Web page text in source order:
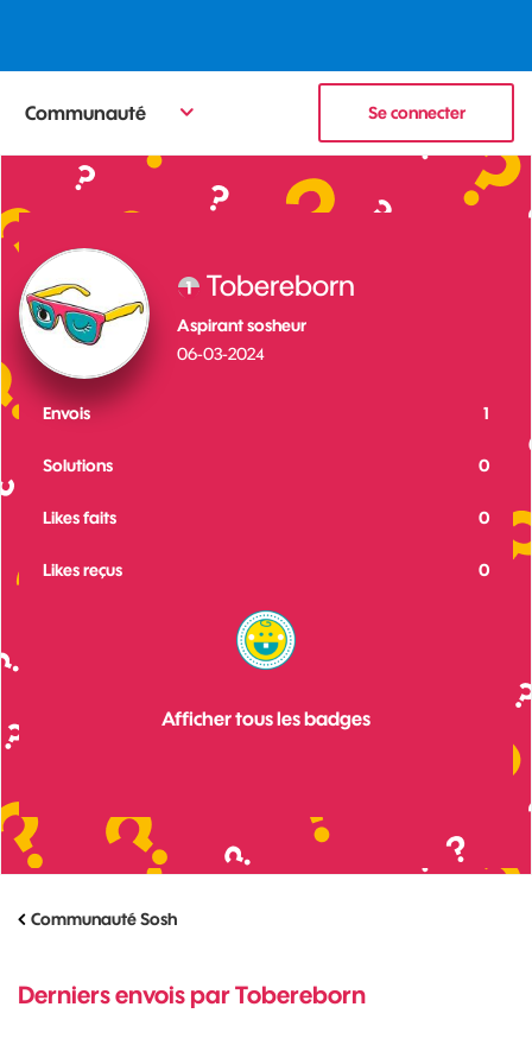
Communauté Se connecter
Tobereborn
Aspirant sosheur
‎06-03-2024
1
Envois
0
Solutions
0
Likes faits
0
Likes reçus
Afficher tous les badges
Communauté Sosh
Derniers envois par Tobereborn